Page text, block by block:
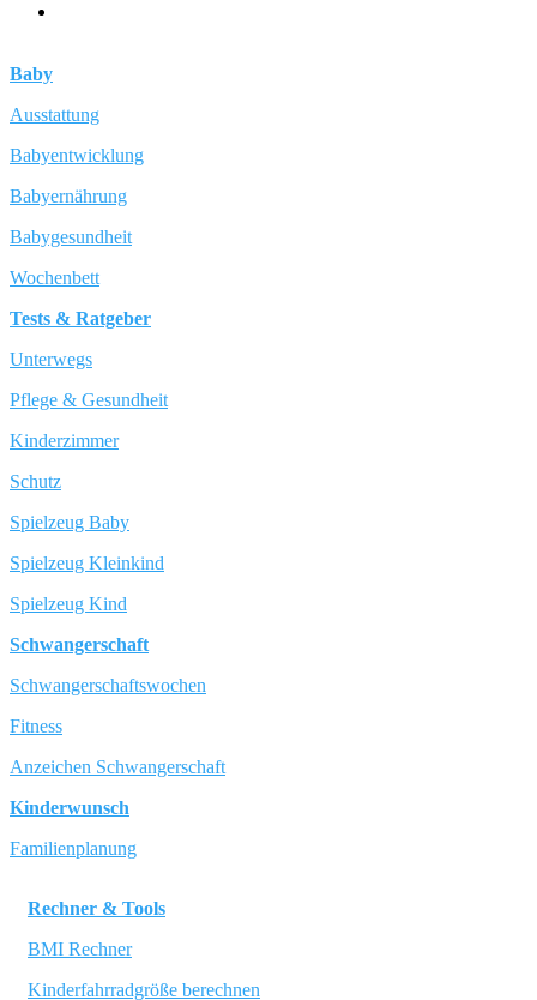
Baby
Ausstattung
Babyentwicklung
Babyernährung
Babygesundheit
Wochenbett
Tests & Ratgeber
Unterwegs
Pflege & Gesundheit
Kinderzimmer
Schutz
Spielzeug Baby
Spielzeug Kleinkind
Spielzeug Kind
Schwangerschaft
Schwangerschaftswochen
Fitness
Anzeichen Schwangerschaft
Kinderwunsch
Familienplanung
Rechner & Tools
BMI Rechner
Kinderfahrradgröße berechnen